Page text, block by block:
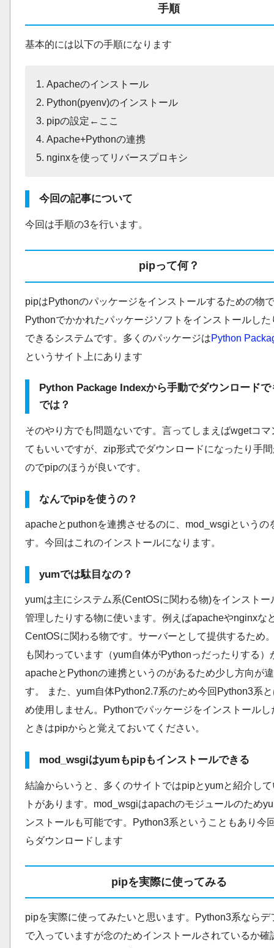
手順
基本的には以下の手順になります
Apacheのインストール
Python(pyenv)のインストール
pipの設定←ここ
Apache+Pythonの連携
nginxを使ってリバースプロキシ
今回の記事について
今回は手順の3を行います。
pipって何？
pipはPythonのパッケージをインストールするための物
Pythonでかかれたパッケージソフトをインストールした
できるシステムです。多くのパッケージはPython
というサイト上にあります
Python Package Indexから手動でダウンロードで
では？
そのやり方でも問題ないです。言ってしまえばwgetコマ
てもいいですが、zip形式でダウンロードになったり手
のでpipのほうが良いです。
なんでpipを使うの？
apacheとputhonを連携させるのに、mod_wsgiというの
す。今回はこれのインストールになります。
yumでは駄目なの？
yumは主にシステム系(CentOSに関わる物)をインストー
管理したりする物に使います。例えばapacheやnginxな
CentOSに関わる物です。サーバーとして提供するため
も関わっています（yum自体がPythonっだったりする）
apacheとPythonの連携というのがあるため少し方向が
す。 また、yum自体Python2.7系のため今回Python3系
め使用しません。Pythonでパッケージをインストールし
ときはpipからと覚えておいてください。
mod_wsgiはyumもpipもインストールできる
結論からいうと、多くのサイトではpipとyumと紹介し
トがあります。mod_wsgiはapachのモジュールのため
ンストールも可能です。Python3系ということもあり今
らダウンロードします
pipを実際に使ってみる
pipを実際に使ってみたいと思います。Python3系ならデ
で入っていますが念のためインストールされているか確